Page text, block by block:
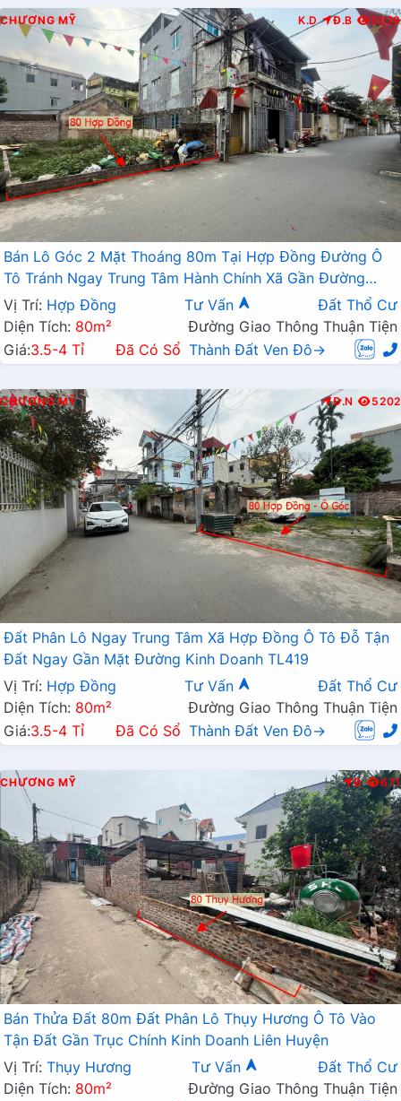
CHƯƠNG MỸ K.D Đ.B 5029
Bán Lô Góc 2 Mặt Thoáng 80m Tại Hợp Đồng Đường Ô
Tô Tránh Ngay Trung Tâm Hành Chính Xã Gần Đường
TL419
Vị Trí: Hợp Đồng Tư Vấn
Đất Thổ Cư
Diện Tích: 80m²
Đường Giao Thông Thuận Tiện
Giá:3.5-4 Tỉ Đã Có Sổ Thành Đất Ven Đô→
CHƯƠNG MỸ Đ.N 5202
Đất Phân Lô Ngay Trung Tâm Xã Hợp Đồng Ô Tô Đỗ Tận
Đất Ngay Gần Mặt Đường Kinh Doanh TL419
Vị Trí: Hợp Đồng Tư Vấn
Đất Thổ Cư
Diện Tích: 80m²
Đường Giao Thông Thuận Tiện
Giá:3.5-4 Tỉ Đã Có Sổ Thành Đất Ven Đô→
CHƯƠNG MỸ Đ 671
Bán Thửa Đất 80m Đất Phân Lô Thụy Hương Ô Tô Vào
Tận Đất Gần Trục Chính Kinh Doanh Liên Huyện
Vị Trí: Thụy Hương Tư Vấn
Đất Thổ Cư
Diện Tích: 80m²
Đường Giao Thông Thuận Tiện